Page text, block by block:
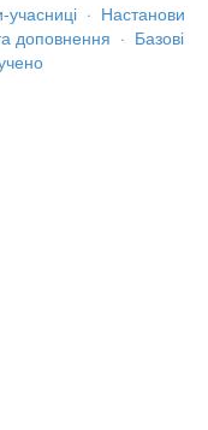
учасниці · Настанови
доповнення · Базові